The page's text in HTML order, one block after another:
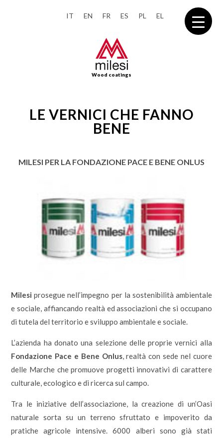
IT EN FR ES PL EL
Wood coatings
LE VERNICI CHE FANNO
BENE
MILESI PER LA FONDAZIONE PACE E BENE ONLUS
Milesi prosegue nell’impegno per la sostenibilità ambientale
e sociale, affiancando realtà ed associazioni che si occupano
di tutela del territorio e sviluppo ambientale e sociale.
L’azienda ha donato una selezione delle proprie vernici alla
Fondazione Pace e Bene Onlus, realtà con sede nel cuore
delle Marche che promuove progetti innovativi di carattere
culturale, ecologico e di ricerca sul campo.
Tra le iniziative dell’associazione, la creazione di un’Oasi
naturale sorta su un terreno sfruttato e impoverito da
pratiche agricole intensive. 6000 alberi sono già stati